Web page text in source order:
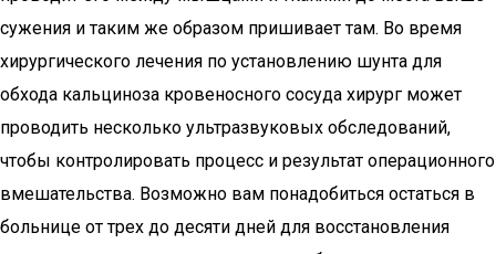
сужения и таким же образом пришивает там. Во время
хирургического лечения по установлению шунта для
обхода кальциноза кровеносного сосуда хирург может
проводить несколько ультразвуковых обследований,
чтобы контролировать процесс и результат операционного
вмешательства. Возможно вам понадобиться остаться в
больнице от трех до десяти дней для восстановления